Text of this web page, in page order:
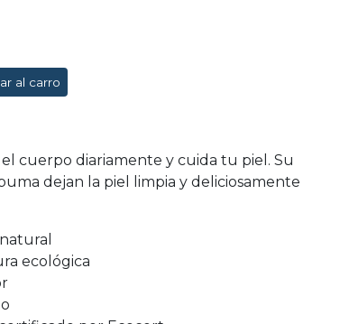
al carro
cuerpo diariamente y cuida tu piel. Su
dejan la piel limpia y deliciosamente
ecológica